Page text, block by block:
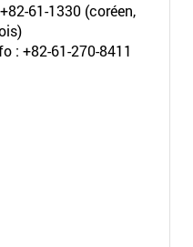
61-1330 (coréen,
: +82-61-270-8411